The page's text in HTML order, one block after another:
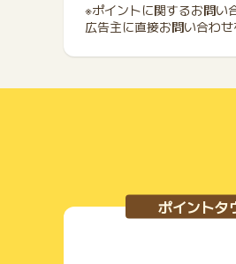
※ポイントに関するお問い
広告主に直接お問い合わ
ポイントタ